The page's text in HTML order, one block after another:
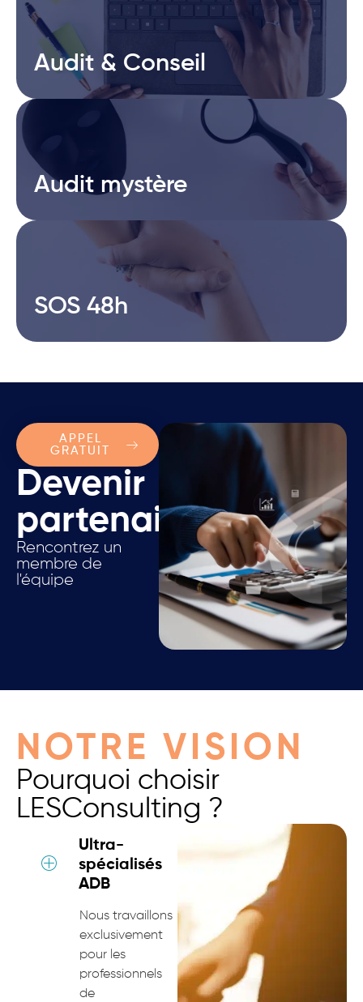
Audit & Conseil
Audit & Conseil
Audit mystère
Audit mystère
SOS 48h
SOS 48h
Devenir
partenaire.
Rencontrez un
membre de
l'équipe
APPEL
GRATUIT
NOTRE VISION
Pourquoi choisir
LESConsulting ?
Ultra-
spécialisés
ADB
Nous travaillons
exclusivement
pour les
professionnels
de